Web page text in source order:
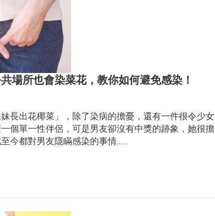
場所也會染菜花，教你如何避免感染！
長出花椰菜」，除了染病的擔憂，還有一件很令少女
個單一性伴侶，可是男友卻沒有中獎的跡象，她很擔
今都對男友隱瞞感染的事情……